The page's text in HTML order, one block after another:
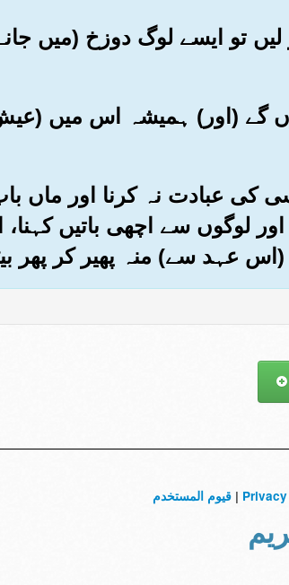
تو ایسے لوگ دوزخ (میں
ہوں گے (اور) ہمیشہ اس میں
کی عبادت نہ کرنا اور ماں
لوگوں سے اچھی باتیں کہنا،
عہد سے) منہ پھیر کر پھر
|قيوم المستخدم